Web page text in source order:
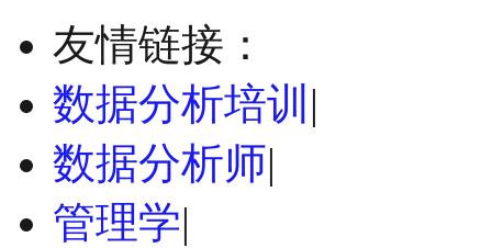
友情链接：
数据分析培训 |
数据分析师|
管理学|